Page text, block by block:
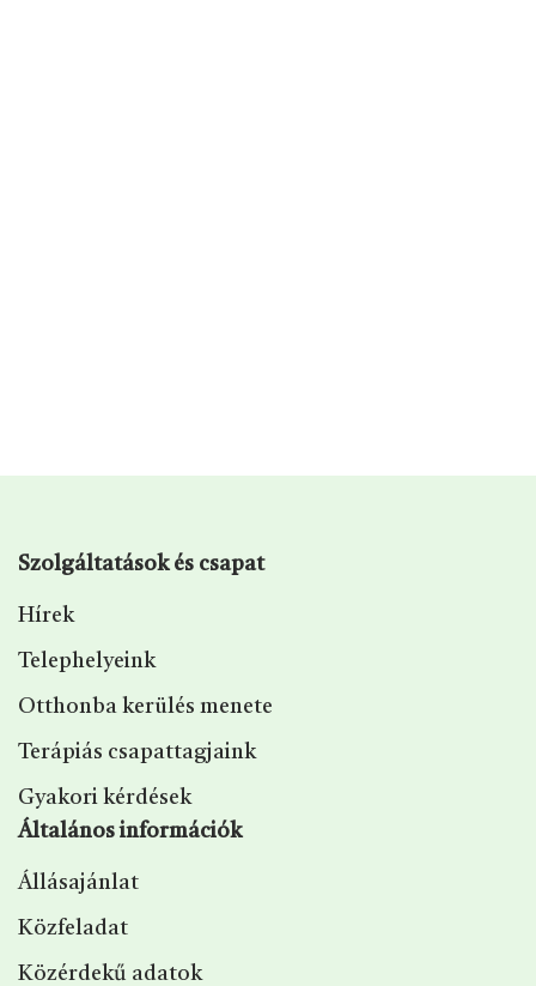
Szolgáltatások és csapat
Hírek
Telephelyeink
Otthonba kerülés menete
Terápiás csapattagjaink
Gyakori kérdések
Általános információk
Állásajánlat
Közfeladat
Közérdekű adatok